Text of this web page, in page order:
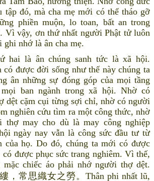
tập đó, mà cha mẹ mới có thể tháo gỡ
phiền muộn, lo toan, bất an trong
Vì vậy, ơn thứ nhất người Phật tử luôn
ghi nhớ là ân cha mẹ.
là ân chúng sanh tức là xã hội.
có được đời sống như thế này chúng ta
ân những sự đóng góp của mọi tầng
ban ngành trong xã hội. Nhờ có
dệt cặm cụi từng sợi chỉ, nhờ có người
nghiên cứu tìm ra một công thức, nhờ
thợ may cho dù là may công nghiệp
ngày nay vẫn là công sức đầu tư từ
của họ. Do đó, chúng ta mới có được
có được phục sức trang nghiêm. Vì thế,
mặc chiếc áo phải nhớ người thợ dệt.
，常思織女之勞。Thân phi nhất lũ,